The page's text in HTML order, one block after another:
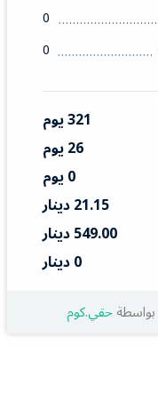
0
0
321 يوم
26 يوم
0 يوم
21.15 دينار
549.00 دينار
0 دينار
حقي.كوم